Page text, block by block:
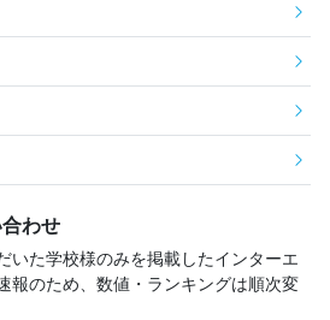
わせ
いた学校様のみを掲載したインターエ
報のため、数値・ランキングは順次変